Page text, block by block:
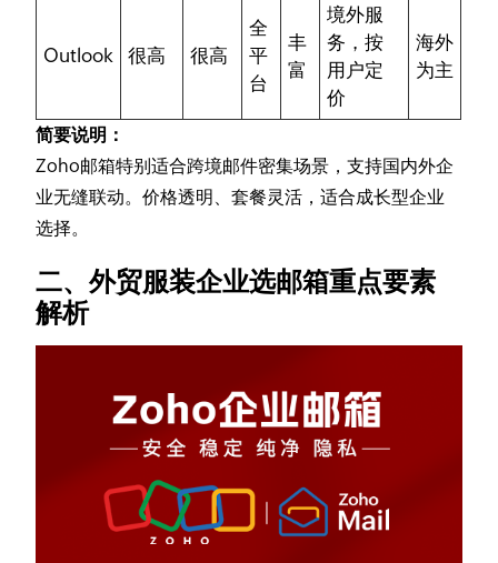
Outlook 很高 很高
全
平
台
丰
富
境外服
务，按
用户定
价
海外
为主
简要说明：
Zoho邮箱特别适合跨境邮件密集场景，支持国内外企
业无缝联动。价格透明、套餐灵活，适合成长型企业
选择。
二、外贸服装企业选邮箱重点要素
解析